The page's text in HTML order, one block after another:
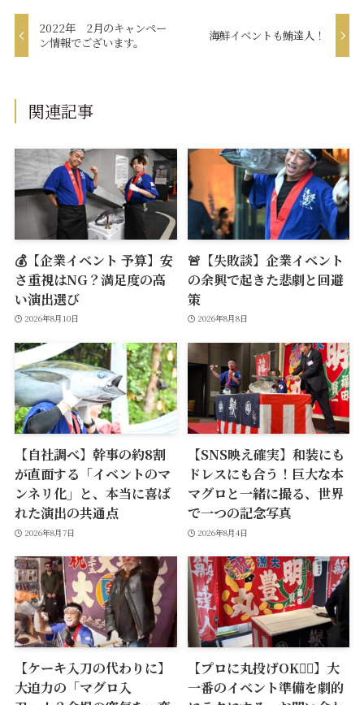
2022年 2月のキャンペー
ン情報でございます。
海鮮イベントも鮪達人！
関連記事
💰【企業イベント 予算】安
さ重視はNG？満足度の高
い演出選び
2026年8月10日
🚨【失敗談】企業イベント
の余興で起きた悲劇と回避
策
2026年8月8日
【自社調べ】幹事の約8割
が直面する「イベントのマ
ンネリ化」と、本当に喜ば
れた演出の共通点
2026年8月7日
【SNS映え確実】和装にも
ドレスにも合う！巨大な本
マグロと一緒に撮る、世界
で一つの記念写真
2026年8月4日
【ケーキ入刀の代わりに】
大迫力の「マグロ入
【プロに丸投げOK🙆‍♂️】大
一番のイベント準備を劇的